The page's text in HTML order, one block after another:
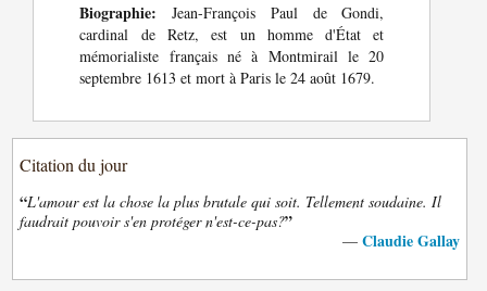
Biographie: Jean-François Paul de Gondi,
cardinal de Retz, est un homme d'État et
mémorialiste français né à Montmirail le 20
septembre 1613 et mort à Paris le 24 août 1679.
Citation du jour
“L'amour est la chose la plus brutale qui soit. Tellement soudaine. Il
faudrait pouvoir s'en protéger n'est-ce-pas?”
— Claudie Gallay